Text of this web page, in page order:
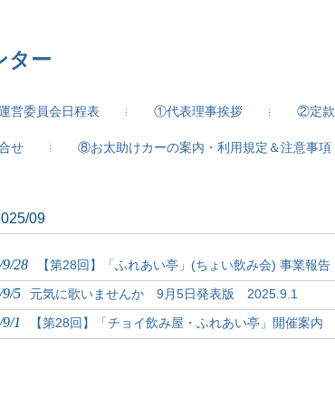
ター
営委員会日程表 ①代表理事挨拶 ②定款
せ ⑧お太助けカーの案内・利用規定＆注意事項
09
28 【第28回】「ふれあい亭」(ちょい飲み会) 事業報告
9/5 元気に歌いませんか 9月5日発表版 2025.9.1
1 【第28回】「チョイ飲み屋・ふれあい亭」開催案内